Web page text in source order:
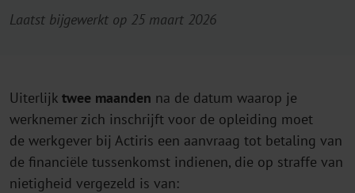
Laatst bijgewerkt op 25 maart 2026
Uiterlijk twee maanden na de datum waarop je
werknemer zich inschrijft voor de opleiding moet
de werkgever bij Actiris een aanvraag tot betaling van
de financiële tussenkomst indienen, die op straffe van
nietigheid vergezeld is van: